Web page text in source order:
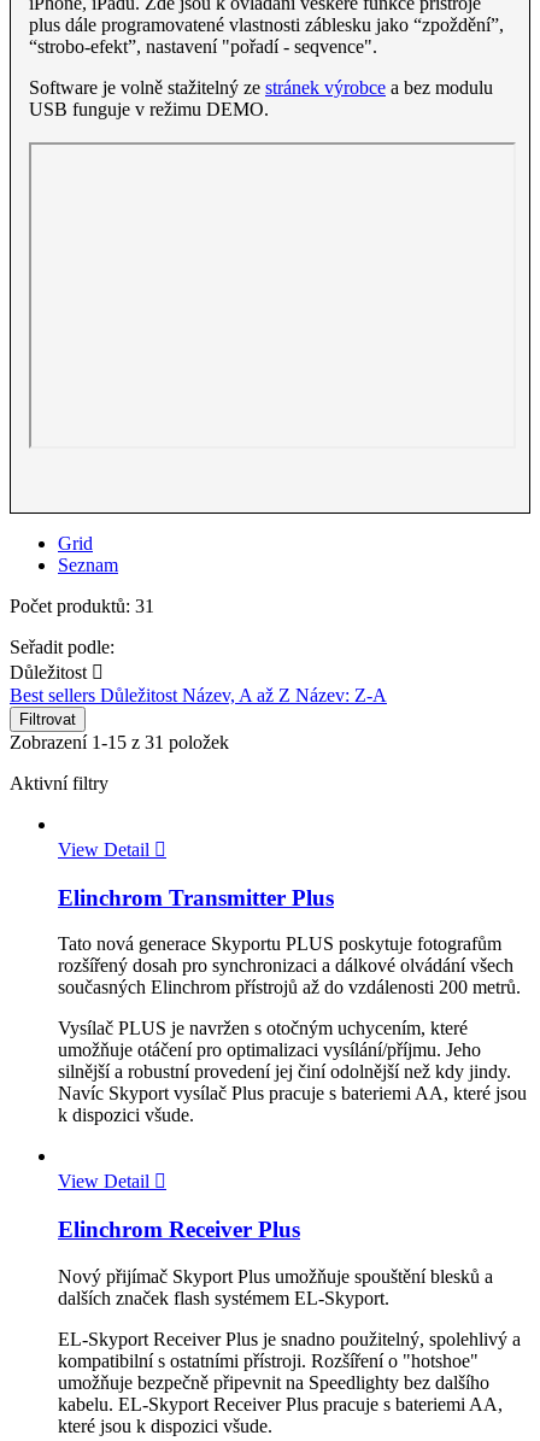
plus dále programovatené vlastnosti záblesku jako “zpoždění”,
“strobo-efekt”, nastavení "pořadí - seqvence".
Software je volně stažitelný ze stránek výrobce a bez modulu
USB funguje v režimu DEMO.
Grid
Seznam
Počet produktů: 31
Seřadit podle:
Důležitost 
Best sellers Důležitost Název, A až Z Název: Z-A
Filtrovat
Zobrazení 1-15 z 31 položek
Aktivní filtry
View Detail 
Elinchrom Transmitter Plus
Tato nová generace Skyportu PLUS poskytuje fotografům
rozšířený dosah pro synchronizaci a dálkové olvádání všech
současných Elinchrom přístrojů až do vzdálenosti 200 metrů.
Vysílač PLUS je navržen s otočným uchycením, které
umožňuje otáčení pro optimalizaci vysílání/příjmu. Jeho
silnější a robustní provedení jej činí odolnější než kdy jindy.
Navíc Skyport vysílač Plus pracuje s bateriemi AA, které jsou
k dispozici všude.
View Detail 
Elinchrom Receiver Plus
Nový přijímač Skyport Plus umožňuje spouštění blesků a
dalších značek flash systémem EL-Skyport.
EL-Skyport Receiver Plus je snadno použitelný, spolehlivý a
kompatibilní s ostatními přístroji. Rozšíření o "hotshoe"
umožňuje bezpečně připevnit na Speedlighty bez dalšího
kabelu. EL-Skyport Receiver Plus pracuje s bateriemi AA,
které jsou k dispozici všude.